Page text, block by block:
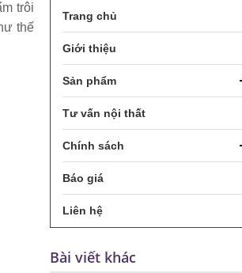
trôi
thế
Trang chủ
Giới thiệu
Sản phẩm
Tư vấn nội thất
Chính sách
Báo giá
Liên hệ
Bài viết khác